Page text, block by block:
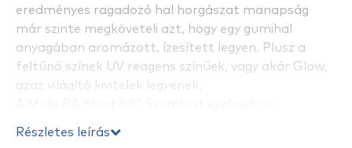
eredményes ragadozó hal horgászat manapság
már szinte megköveteli azt, hogy egy gumihal
anyagában aromázott, ízesített legyen. Plusz a
feltűnő színek UV reagens színűek, vagy akár Glow,
azaz világító kivitelek legyenek.
Részletes leírás